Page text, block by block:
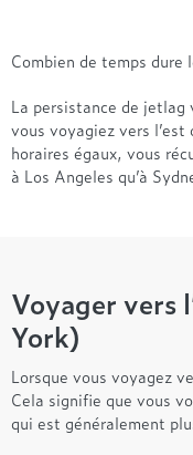
Styldecor
Technilat
Tempur
Treca
Combien de temps dure
La persistance de
vous voyagiez vers l’est
horaires égaux, vous
à Los Angeles qu’à
Voyager vers
York)
Lorsque vous voyagez
Cela signifie que vous
qui est généralement